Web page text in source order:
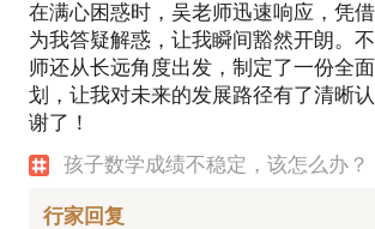
在满心困惑时，吴老师迅速响应，凭
为我答疑解惑，让我瞬间豁然开朗。
师还从长远角度出发，制定了一份全
划，让我对未来的发展路径有了清晰
谢了！
孩子数学成绩不稳定，该怎么办？
行家回复